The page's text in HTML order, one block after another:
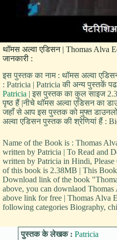
थॉमस अल्वा एडिसन | Thomas Alva
जानकारी :
इस पुस्तक का नाम : थॉमस अल्वा
: Patricia | Patricia की अन्य पुस्तकें
Patricia | इस पुस्तक का कुल साइज
पृष्ठ हैं |नीचे थॉमस अल्वा एडिसन का
जहाँ से आप इस पुस्तक को मुफ्त
अल्वा एडिसन पुस्तक की श्रेणियां हैं :
Name of the Book is : Thomas
written by Patricia | To Read and
written by Patricia in Hindi, Please
of this book is 2.38MB | This Book
Download link of the book
above, you can downlaod
above link for free | Thomas Alva
following categories Biography,
पुस्तक के लेखक : Patricia